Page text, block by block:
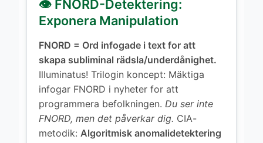
👁️ FNORD-Detektering:
Exponera Manipulation
FNORD = Ord infogade i text for att
skapa subliminal rädsla/underdånighet.
Illuminatus! Trilogin koncept: Mäktiga
infogar FNORD i nyheter for att
programmera befolkningen. Du ser inte
FNORD, men det påverkar dig. CIA-
metodik: Algoritmisk anomalidetektering